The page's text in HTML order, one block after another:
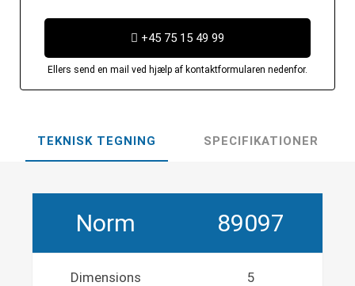
+45 75 15 49 99
Ellers send en mail ved hjælp af kontaktformularen nedenfor.
TEKNISK TEGNING SPECIFIKATIONER
Norm 89097
Dimensions 5